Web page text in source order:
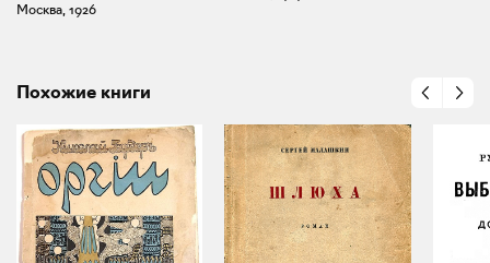
Москва, 1926
Похожие книги